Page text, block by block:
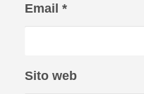
Email *
Sito web